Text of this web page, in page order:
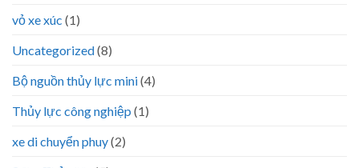
vỏ xe xúc (1)
Uncategorized(8)
Bộ nguồn thủy lực mini(4)
Thủy lực công nghiệp (1)
xe di chuyển phuy(2)